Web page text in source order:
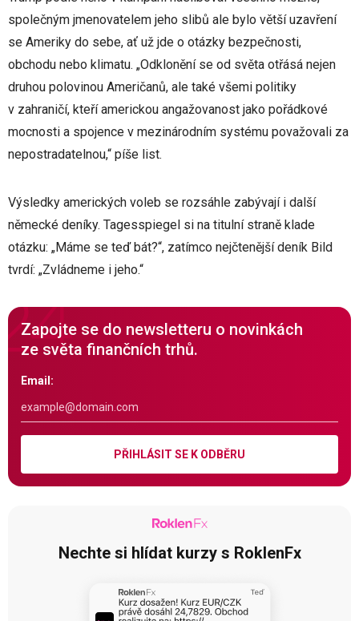
společným jmenovatelem jeho slibů ale bylo větší uzavření
se Ameriky do sebe, ať už jde o otázky bezpečnosti,
obchodu nebo klimatu. „Odklonění se od světa otřásá nejen
druhou polovinou Američanů, ale také všemi politiky
v zahraničí, kteří americkou angažovanost jako pořádkové
mocnosti a spojence v mezinárodním systému považovali za
nepostradatelnou,“ píše list.
Výsledky amerických voleb se rozsáhle zabývají i další
německé deníky. Tagesspiegel si na titulní straně klade
otázku: „Máme se teď bát?“, zatímco nejčtenější deník Bild
tvrdí: „Zvládneme i jeho.“
Zapojte se do newsletteru o novinkách
ze světa finančních trhů.
Email:
PŘIHLÁSIT SE K ODBĚRU
Nechte si hlídat kurzy s RoklenFx